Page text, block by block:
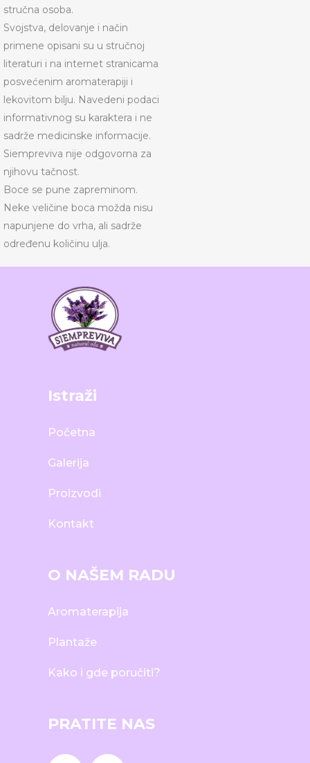
stručna osoba.
Svojstva, delovanje i način
primene opisani su u stručnoj
literaturi i na internet stranicama
posvećenim aromaterapiji i
lekovitom bilju. Navedeni podaci
informativnog su karaktera i ne
sadrže medicinske informacije.
Siempreviva nije odgovorna za
njihovu tačnost.
Boce se pune zapreminom.
Neke veličine boca možda nisu
napunjene do vrha, ali sadrže
određenu količinu ulja.
Istraži
Početna
Galerija
Proizvodi
Kontakt
O NAŠEM RADU
Aromaterapija
Plantaže
Kako i gde poručiti?
PRATITE NAS